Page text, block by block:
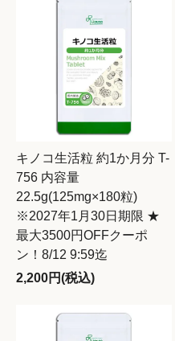
キノコ生活粒 約1か月分 T-
756 内容量
22.5g(125mg×180粒)
※2027年1月30日期限 ★
最大3500円OFFクーポ
ン！8/12 9:59迄
2,200円(税込)